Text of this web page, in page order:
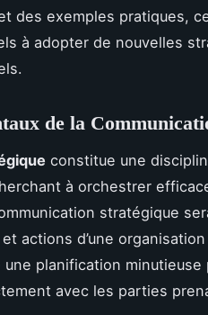
des exemples pratiques,
à adopter de nouvelles
de la
constitue une
à orchestrer
stratégique
actions d’une
une planification
avec les parties